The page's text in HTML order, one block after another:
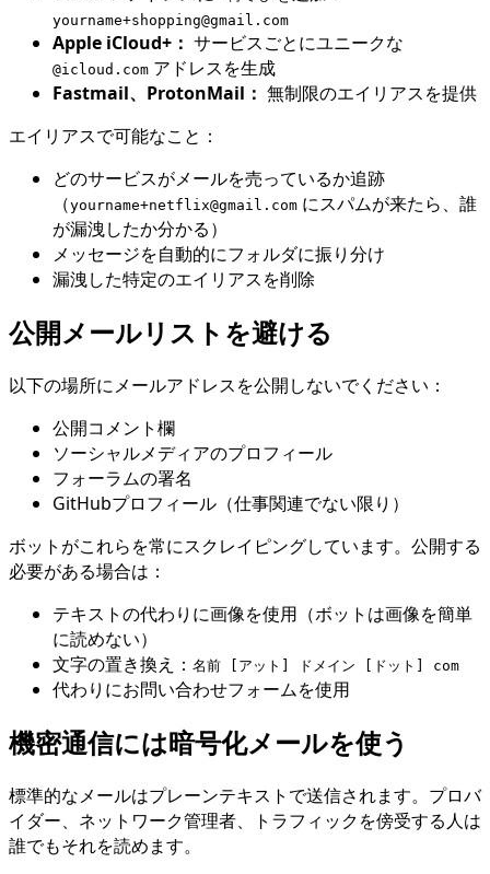
yourname+shopping@gmail.com
Apple iCloud+： サービスごとにユニークな
@icloud.com アドレスを生成
Fastmail、ProtonMail： 無制限のエイリアスを提供
エイリアスで可能なこと：
どのサービスがメールを売っているか追跡
（yourname+netflix@gmail.com にスパムが来たら、誰
が漏洩したか分かる）
メッセージを自動的にフォルダに振り分け
漏洩した特定のエイリアスを削除
公開メールリストを避ける
以下の場所にメールアドレスを公開しないでください：
公開コメント欄
ソーシャルメディアのプロフィール
フォーラムの署名
GitHubプロフィール（仕事関連でない限り）
ボットがこれらを常にスクレイピングしています。公開する
必要がある場合は：
テキストの代わりに画像を使用（ボットは画像を簡単
に読めない）
文字の置き換え： 名前 [アット] ドメイン [ドット] com
代わりにお問い合わせフォームを使用
機密通信には暗号化メールを使う
標準的なメールはプレーンテキストで送信されます。プロバ
イダー、ネットワーク管理者、トラフィックを傍受する人は
誰でもそれを読めます。